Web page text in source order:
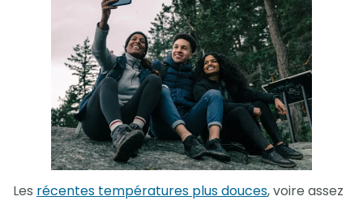
Les récentes températures plus douces, voire assez